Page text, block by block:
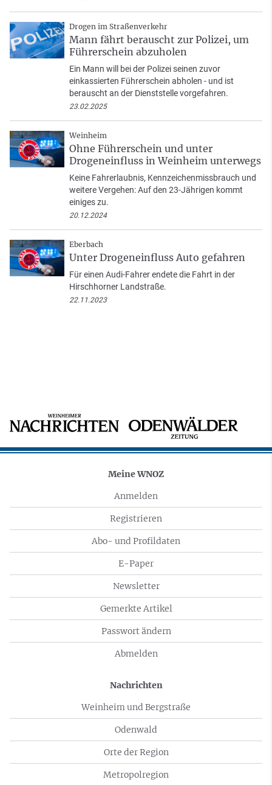
Drogen im Straßenverkehr
Mann fährt berauscht zur Polizei, um
Führerschein abzuholen
Ein Mann will bei der Polizei seinen zuvor
einkassierten Führerschein abholen - und ist
berauscht an der Dienststelle vorgefahren.
23.02.2025
Weinheim
Ohne Führerschein und unter
Drogeneinfluss in Weinheim unterwegs
Keine Fahrerlaubnis, Kennzeichenmissbrauch und
weitere Vergehen: Auf den 23-Jährigen kommt
einiges zu.
20.12.2024
Eberbach
Unter Drogeneinfluss Auto gefahren
Für einen Audi-Fahrer endete die Fahrt in der
Hirschhorner Landstraße.
22.11.2023
Meine WNOZ
Anmelden
Registrieren
Abo- und Profildaten
E-Paper
Newsletter
Gemerkte Artikel
Passwort ändern
Abmelden
Nachrichten
Weinheim und Bergstraße
Odenwald
Orte der Region
Metropolregion